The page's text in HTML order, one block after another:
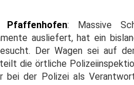
Pfaffenhofen: Massive
ausliefert, hat ein
Der Wagen sei auf
die örtliche
bei der Polizei als